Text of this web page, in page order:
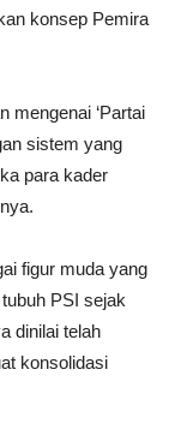
konsep Pemira
mengenai ‘Partai
sistem yang
para kader
figur muda yang
PSI sejak
dinilai telah
konsolidasi